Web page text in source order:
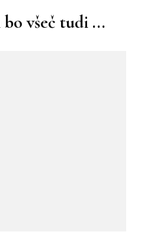
všeč tudi ...